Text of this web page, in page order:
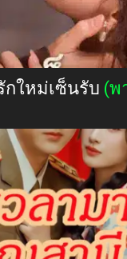
กใหม่เซ็นรับ (พ